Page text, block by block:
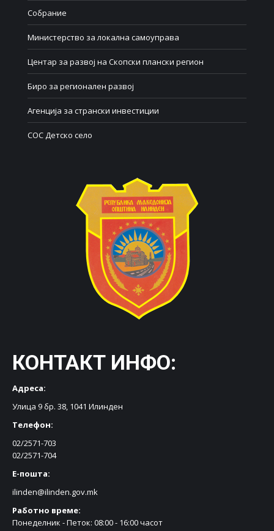
Собрание
Министерство за локална самоуправа
Центар за развој на Скопски плански регион
Биро за регионален развој
Агенција за странски инвестиции
СОС Детско село
КОНТАКТ ИНФО:
Адреса:
Улица 9 бр. 38, 1041 Илинден
Телефон:
02/2571-703
02/2571-704
Е-пошта:
ilinden@ilinden.gov.mk
Работно време:
Понеделник - Петок: 08:00 - 16:00 часот